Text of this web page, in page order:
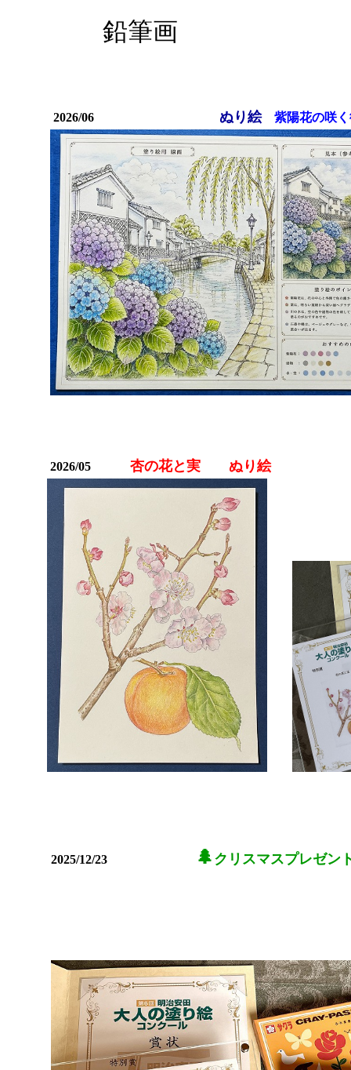
鉛筆画
2026/06 ぬり絵紫陽花の咲く
2026/05 杏の花と実 ぬり絵
2025/12/23 🌲 クリスマスプレゼン